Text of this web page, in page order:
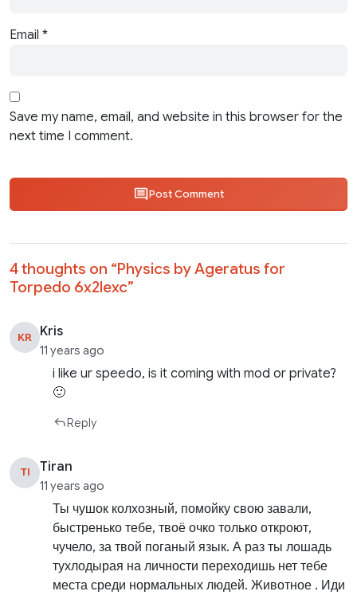
Email *
Save my name, email, and website in this browser for the
next time I comment.
Post Comment
4 thoughts on “Physics by Ageratus for
Torpedo 6x2lexc”
KR Kris
11 years ago
i like ur speedo, is it coming with mod or private?
🙂
Reply
TI Tiran
11 years ago
Ты чушок колхозный, помойку свою завали,
быстренько тебе, твоё очко только откроют,
чучело, за твой поганый язык. А раз ты лошадь
тухлодырая на личности переходишь нет тебе
места среди нормальных людей. Животное . Иди